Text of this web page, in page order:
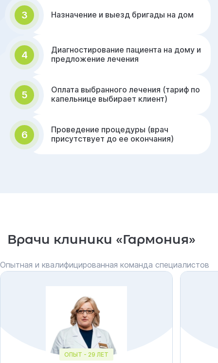
3 Назначение и выезд бригады на дом
4
Диагностирование пациента на дому и
предложение лечения
5
Оплата выбранного лечения (тариф по
капельнице выбирает клиент)
6
Проведение процедуры (врач
присутствует до ее окончания)
Врачи клиники «Гармония»
Опытная и квалифицированная команда специалистов
ОПЫТ - 29 ЛЕТ